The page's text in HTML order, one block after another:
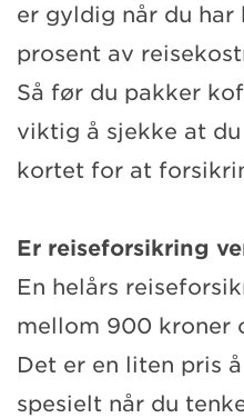
er gyldig når du
prosent av
Så før du pakker
viktig å sjekke at
kortet for at
Er reiseforsikring
En helårs
mellom 900 kroner
Det er en liten pris
spesielt når du